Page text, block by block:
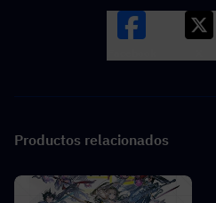
Productos relacionados